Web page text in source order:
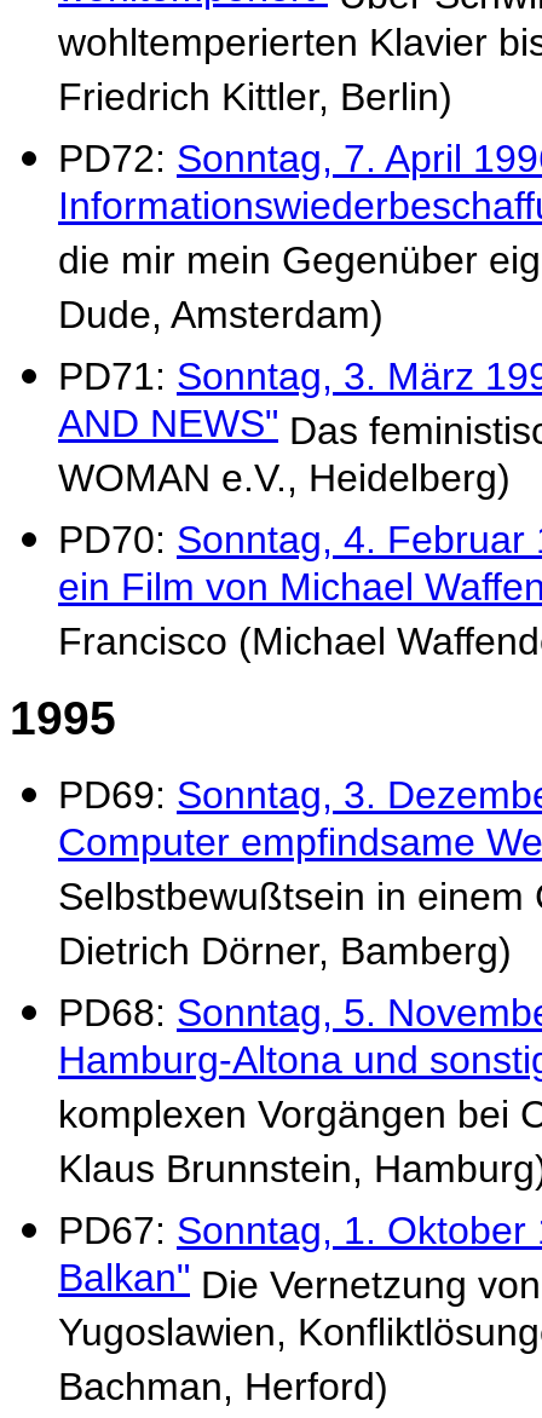
wohltemperierten Klavier
Friedrich Kittler, Berlin)
PD72: Sonntag, 7. April
die mir mein Gegenüber
Dude, Amsterdam)
PD71: Sonntag, 3. März
AND NEWS" Das
WOMAN e.V., Heidelberg)
PD70: Sonntag, 4. Februar
ein Film von Michael
Francisco (Michael
1995
PD69: Sonntag, 3.
Computer empfindsame
Selbstbewußtsein in
Dietrich Dörner, Bamberg)
PD68: Sonntag, 5.
Hamburg-Altona und
komplexen Vorgängen bei
Klaus Brunnstein,
PD67: Sonntag, 1.
Balkan" Die Vernetzung
Yugoslawien,
Bachman, Herford)